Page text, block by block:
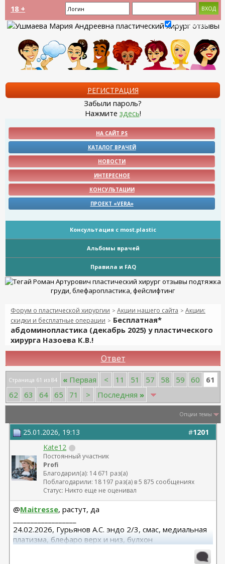
18 +
Запомнить?
РЕГИСТРАЦИЯ
Забыли пароль?
Нажмите здесь!
НА САЙТ PS
КАТАЛОГ ВРАЧЕЙ
НОВОСТИ
ИНТЕРЕСНОЕ
КОНСУЛЬТАЦИИ
ПРОЕКТ «VERA»
Консультация с most.plastic
Альбомы врачей
Правила и FAQ
Форум о пластической хирургии > Акции нашего сайта > Акции:
скидки и бесплатные операции > Бесплатная*
абдоминопластика (декабрь 2025) у пластического
хирурга Назоева К.В.!
Ответ
Страница 61 из 84 « Первая < 11 51 57 58 59 60
61
62
63 64 65 71 > Последняя »
Опции темы
#1201
25.01.2026, 19:13
Kate12
Постоянный участник
Profi
Благодарил(а): 14 671 раз(а)
Поблагодарили: 18 197 раз(а) в 5 875 сообщениях
Статус: Никто еще не оценивал
@Maitresse, растут, да
24.02.2026, Гурьянов А.С. эндо 2/3, смас, медиальная
платизма, блефаро верх и низ, булхон